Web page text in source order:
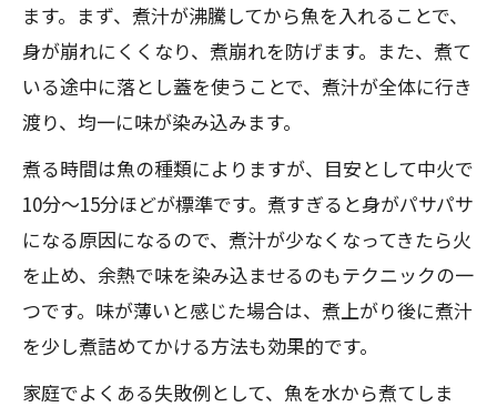
ます。まず、煮汁が沸騰してから魚を入れることで、
身が崩れにくくなり、煮崩れを防げます。また、煮て
いる途中に落とし蓋を使うことで、煮汁が全体に行き
渡り、均一に味が染み込みます。
煮る時間は魚の種類によりますが、目安として中火で
10分〜15分ほどが標準です。煮すぎると身がパサパサ
になる原因になるので、煮汁が少なくなってきたら火
を止め、余熱で味を染み込ませるのもテクニックの一
つです。味が薄いと感じた場合は、煮上がり後に煮汁
を少し煮詰めてかける方法も効果的です。
家庭でよくある失敗例として、魚を水から煮てしま